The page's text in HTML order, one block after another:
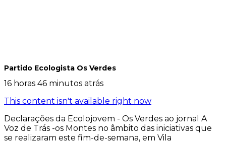
Partido Ecologista Os Verdes
16 horas 46 minutos atrás
This content isn't available right now
Declarações da Ecolojovem - Os Verdes ao jornal A
Voz de Trás -os Montes no âmbito das iniciativas que
se realizaram este fim-de-semana, em Vila